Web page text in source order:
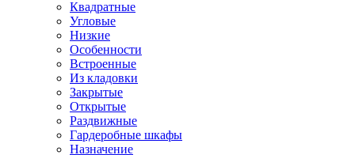
Квадратные
Угловые
Низкие
Особенности
Встроенные
Из кладовки
Закрытые
Открытые
Раздвижные
Гардеробные шкафы
Назначение